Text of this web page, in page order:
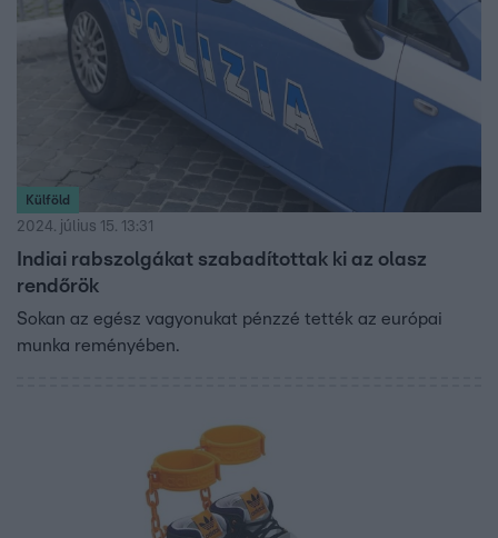
Külföld
2024. július 15. 13:31
Indiai rabszolgákat szabadítottak ki az olasz
rendőrök
Sokan az egész vagyonukat pénzzé tették az európai
munka reményében.